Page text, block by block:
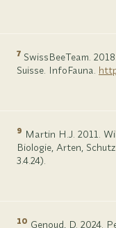
7 SwissBeeTeam.
Suisse. InfoFauna.
9 Martin H.J. 2011.
Biologie, Arten,
3.4.24).
10 Genoud, D. 2024.